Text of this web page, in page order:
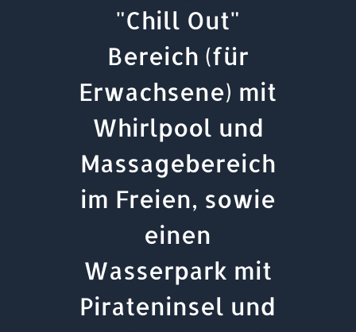
"Chill Out"
Bereich (für
Erwachsene) mit
Whirlpool und
Massagebereich
im Freien, sowie
einen
Wasserpark mit
Pirateninsel und